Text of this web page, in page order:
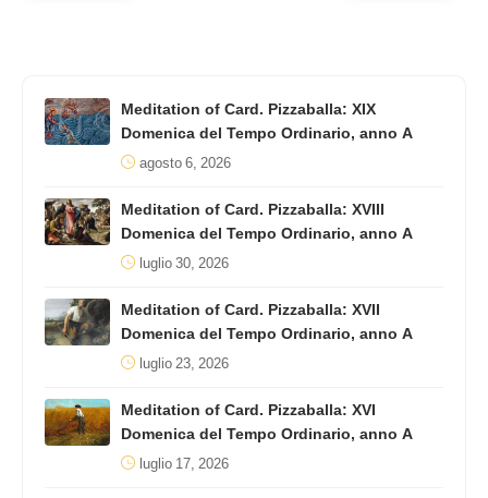
Meditation of Card. Pizzaballa: XIX
Domenica del Tempo Ordinario, anno A
agosto 6, 2026
Meditation of Card. Pizzaballa: XVIII
Domenica del Tempo Ordinario, anno A
luglio 30, 2026
Meditation of Card. Pizzaballa: XVII
Domenica del Tempo Ordinario, anno A
luglio 23, 2026
Meditation of Card. Pizzaballa: XVI
Domenica del Tempo Ordinario, anno A
luglio 17, 2026